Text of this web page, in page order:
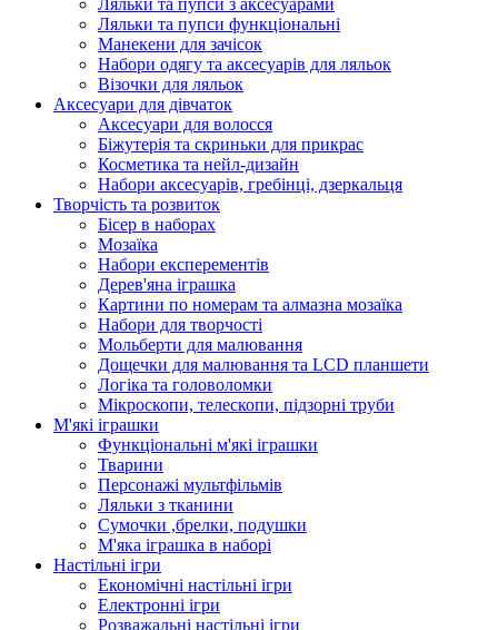
Ляльки та пупси з аксесуарами
Ляльки та пупси функціональні
Манекени для зачісок
Набори одягу та аксесуарів для ляльок
Візочки для ляльок
Аксесуари для дівчаток
Аксесуари для волосся
Біжутерія та скриньки для прикрас
Косметика та нейл-дизайн
Набори аксесуарів, гребінці, дзеркальця
Творчість та розвиток
Бісер в наборах
Мозаїка
Набори експерементів
Дерев'яна іграшка
Картини по номерам та алмазна мозаїка
Набори для творчості
Мольберти для малювання
Дощечки для малювання та LCD планшети
Логіка та головоломки
Мікроскопи, телескопи, підзорні труби
М'які іграшки
Функціональні м'які іграшки
Тварини
Персонажі мультфільмів
Ляльки з тканини
Сумочки ,брелки, подушки
М'яка іграшка в наборі
Настільні ігри
Економічні настільні ігри
Електронні ігри
Розважальні настільні ігри